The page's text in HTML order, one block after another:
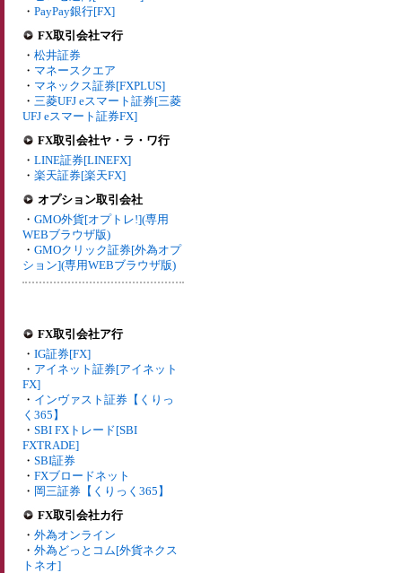
・ PayPay銀行[FX]
FX取引会社マ行
・ 松井証券
・ マネースクエア
・ マネックス証券[FXPLUS]
・ 三菱UFJ eスマート証券[三菱
UFJ eスマート証券FX]
FX取引会社ヤ・ラ・ワ行
・ LINE証券[LINEFX]
・ 楽天証券[楽天FX]
オプション取引会社
・ GMO外貨[オプトレ!](専用
WEBブラウザ版)
・ GMOクリック証券[外為オプ
ション](専用WEBブラウザ版)
FX取引会社ア行
・ IG証券[FX]
・ アイネット証券[アイネット
FX]
・ インヴァスト証券【くりっ
く365】
・ SBI FXトレード[SBI
FXTRADE]
・ SBI証券
・ FXブロードネット
・ 岡三証券【くりっく365】
FX取引会社カ行
・ 外為オンライン
・ 外為どっとコム[外貨ネクス
トネオ]